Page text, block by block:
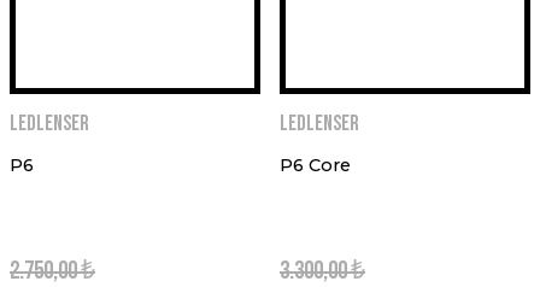
Ledlenser
P6
2.750,00 ₺
Ledlenser
P6 Core
3.300,00 ₺